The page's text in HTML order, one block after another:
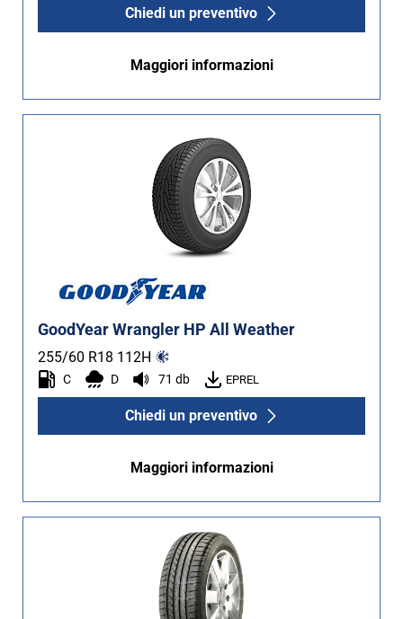
Chiedi un preventivo
Maggiori informazioni
GoodYear Wrangler HP All Weather
255/60 R18 112H
C D 71 db EPREL
Chiedi un preventivo
Maggiori informazioni